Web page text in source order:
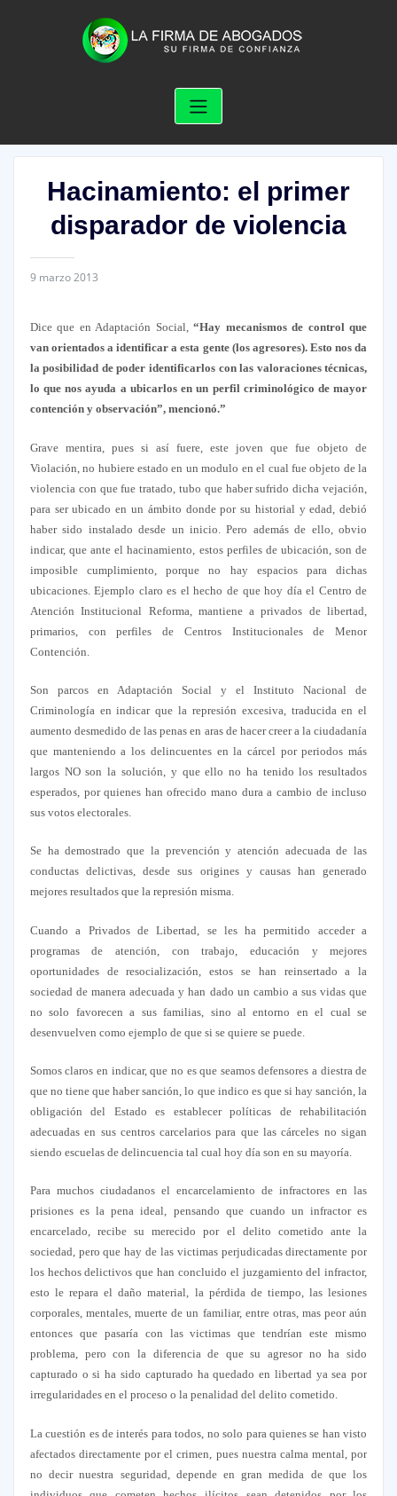
Hacinamiento: el primer
disparador de violencia
9 marzo 2013
Dice que en Adaptación Social,“Hay mecanismos de control que
van orientados a identificar a esta gente (los agresores). Esto nos da
la posibilidad de poder identificarlos con las valoraciones técnicas,
lo que nos ayuda a ubicarlos en un perfil criminológico de mayor
contención y observación”, mencionó.”
Grave mentira, pues si así fuere, este joven que fue objeto de
Violación, no hubiere estado en un modulo en el cual fue objeto de la
violencia con que fue tratado, tubo que haber sufrido dicha vejación,
para ser ubicado en un ámbito donde por su historial y edad, debió
haber sido instalado desde un inicio. Pero además de ello, obvio
indicar, que ante el hacinamiento, estos perfiles de ubicación, son de
imposible cumplimiento, porque no hay espacios para dichas
ubicaciones. Ejemplo claro es el hecho de que hoy día el Centro de
Atención Institucional Reforma, mantiene a privados de libertad,
primarios, con perfiles de Centros Institucionales de Menor
Contención.
Son parcos en Adaptación Social y el Instituto Nacional de
Criminología en indicar que la represión excesiva, traducida en el
aumento desmedido de las penas en aras de hacer creer a la ciudadanía
que manteniendo a los delincuentes en la cárcel por periodos más
largos NO son la solución, y que ello no ha tenido los resultados
esperados, por quienes han ofrecido mano dura a cambio de incluso
sus votos electorales.
Se ha demostrado que la prevención y atención adecuada de las
conductas delictivas, desde sus origines y causas han generado
mejores resultados que la represión misma.
Cuando a Privados de Libertad, se les ha permitido acceder a
programas de atención, con trabajo, educación y mejores
oportunidades de resocialización, estos se han reinsertado a la
sociedad de manera adecuada y han dado un cambio a sus vidas que
no solo favorecen a sus familias, sino al entorno en el cual se
desenvuelven como ejemplo de que si se quiere se puede.
Somos claros en indicar, que no es que seamos defensores a diestra de
que no tiene que haber sanción, lo que indico es que si hay sanción, la
obligación del Estado es establecer políticas de rehabilitación
adecuadas en sus centros carcelarios para que las cárceles no sigan
siendo escuelas de delincuencia tal cual hoy día son en su mayoría.
Para muchos ciudadanos el encarcelamiento de infractores en las
prisiones es la pena ideal, pensando que cuando un infractor es
encarcelado, recibe su merecido por el delito cometido ante la
sociedad, pero que hay de las victimas perjudicadas directamente por
los hechos delictivos que han concluido el juzgamiento del infractor,
esto le repara el daño material, la pérdida de tiempo, las lesiones
corporales, mentales, muerte de un familiar, entre otras, mas peor aún
entonces que pasaría con las victimas que tendrían este mismo
problema, pero con la diferencia de que su agresor no ha sido
capturado o si ha sido capturado ha quedado en libertad ya sea por
irregularidades en el proceso o la penalidad del delito cometido.
La cuestión es de interés para todos, no solo para quienes se han visto
afectados directamente por el crimen, pues nuestra calma mental, por
no decir nuestra seguridad, depende en gran medida de que los